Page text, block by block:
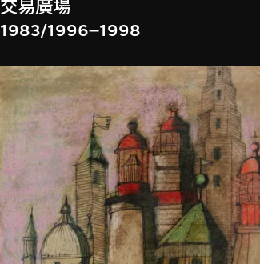
交易廣場
1983/1996–1998